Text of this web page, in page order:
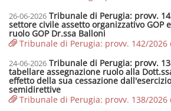
26-06-2026 Tribunale di Perugia: provv.
settore civile assetto organizzativo GOP
ruolo GOP Dr.ssa Balloni
Tribunale di Perugia: provv. 142/2026
24-06-2026 Tribunale di Perugia: provv.
tabellare assegnazione ruolo alla
effetto della sua cessazione
semidirettive
Tribunale di Perugia: provv. 138/2026